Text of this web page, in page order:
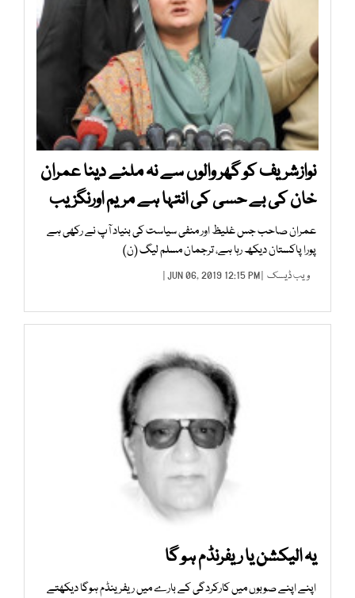
نوازشریف کو گھر والوں سے نہ ملنے دینا عمران
خان کی بے حسی کی انتہا ہے مریم اورنگزیب
عمران صاحب جس غلیظ اور منفی سیاست کی بنیاد آپ نے رکھی ہے
پورا پاکستان دیکھ رہا ہے، ترجمان مسلم لیگ (ن)
ویب ڈیسک | JUN 06, 2019 12:15 PM |
یہ الیکشن یا ریفرنڈم ہو گا
اپنے اپنے صوبوں میں کارکردگی کے بارے میں ریفرینڈم ہوگا دیکھتے